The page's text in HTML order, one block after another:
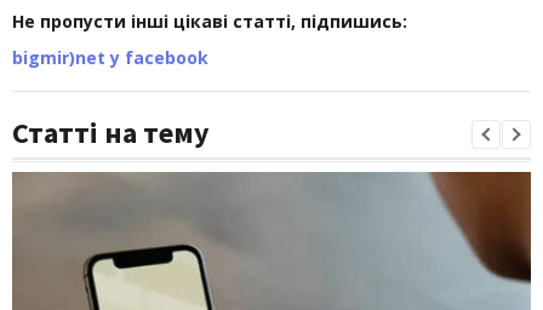
Не пропусти інші цікаві статті, підпишись:
bigmir)net у facebook
Статті на тему